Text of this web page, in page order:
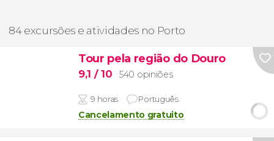
84 excursões e atividades no Porto
Tour pela região do Douro
9,1 / 10 540 opiniões
9 horas Português
Cancelamento gratuito